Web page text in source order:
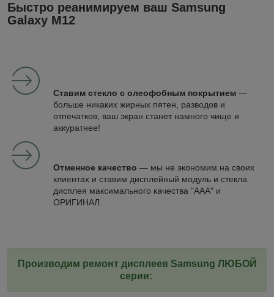
Быстро реанимируем ваш Samsung
Galaxy M12
Ставим стекло с олеофобным покрытием —
больше никаких жирных пятен, разводов и
отпечатков, ваш экран станет намного чище и
аккуратнее!
Отменное качество — мы не экономим на своих
клиентах и ставим дисплейный модуль и стекла
дисплея максимального качества "ААА" и
ОРИГИНАЛ.
Производим ремонт дисплеев Samsung ЛЮБОЙ
серии: